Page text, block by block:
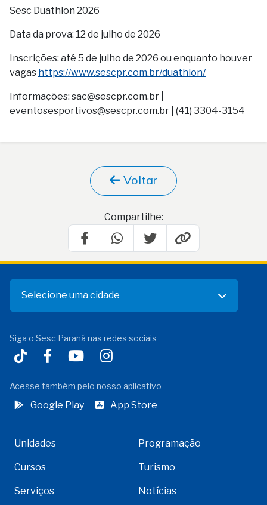
Sesc Duathlon 2026
Data da prova: 12 de julho de 2026
Inscrições: até 5 de julho de 2026 ou enquanto houver
vagas https://www.sescpr.com.br/duathlon/
Informações: sac@sescpr.com.br |
eventosesportivos@sescpr.com.br | (41) 3304-3154
Voltar
Compartilhe:
Selecione uma cidade
Siga o Sesc Paraná nas redes sociais
Acesse também pelo nosso aplicativo
Google Play App Store
Unidades Programação
Cursos Turismo
Serviços Notícias